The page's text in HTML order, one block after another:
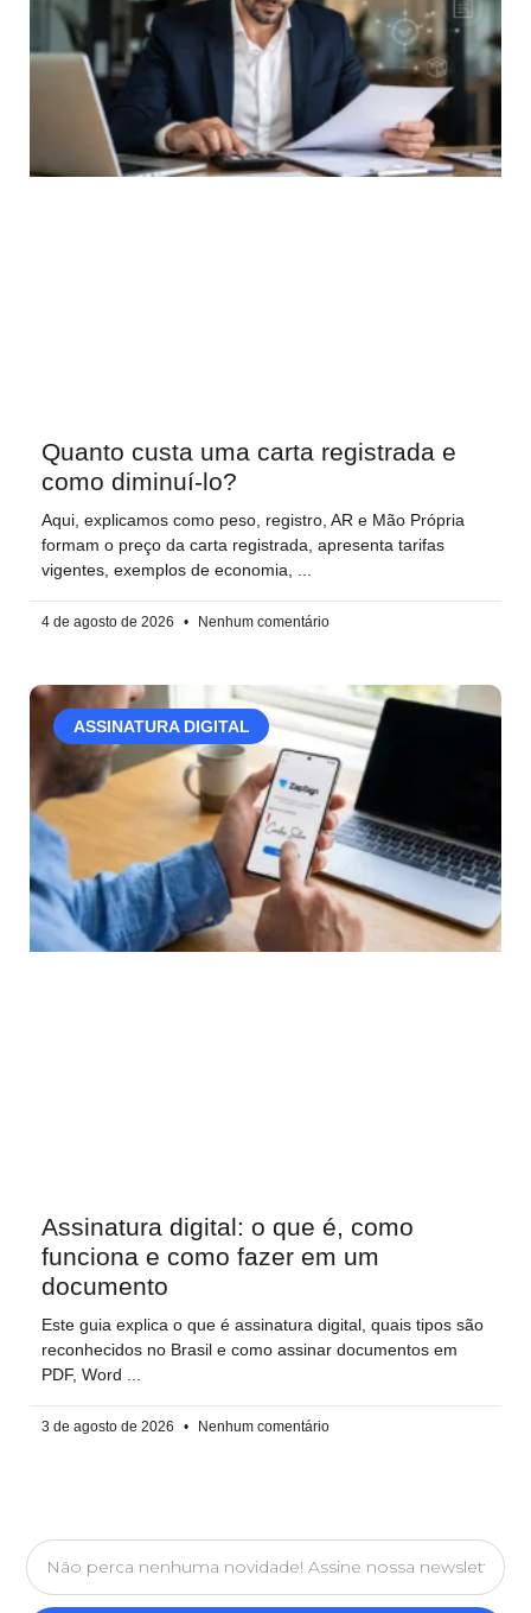
Quanto custa uma carta registrada e
como diminuí-lo?
Aqui, explicamos como peso, registro, AR e Mão Própria
formam o preço da carta registrada, apresenta tarifas
vigentes, exemplos de economia,
4 de agosto de 2026 Nenhum comentário
ASSINATURA DIGITAL
Assinatura digital: o que é, como
funciona e como fazer em um
documento
Este guia explica o que é assinatura digital, quais tipos são
reconhecidos no Brasil e como assinar documentos em
PDF, Word
3 de agosto de 2026 Nenhum comentário